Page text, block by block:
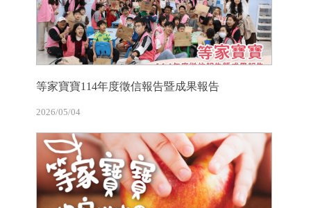
等家寶寶114年度徵信報告暨成果報告
2026/05/04